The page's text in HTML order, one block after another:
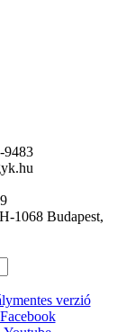
9483
H-1068 Budapest,